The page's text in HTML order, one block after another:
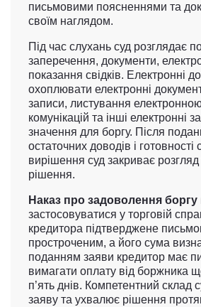
письмовими поясненнями та
своїм наглядом.
Під час слухань суд розглядає
заперечення, документи,
показання свідків. Електронні
охоплювати електронні
записи, листування
комунікацій та інші електронні
значення для боргу. Після
остаточних доводів і
вирішення суд закриває
рішення.
Наказ про задоволення боргу
застосовуватися у торговій
кредитора підтверджене
простроченим, а його сума
поданням заяви кредитор має
вимагати оплату від боржника
п’ять днів. Компетентний склад
заяву та ухвалює рішення